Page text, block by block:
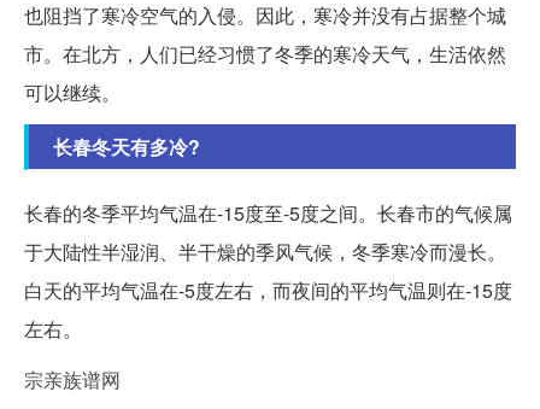
也阻挡了寒冷空气的入侵。因此，寒冷并没有占据整个城
市。在北方，人们已经习惯了冬季的寒冷天气，生活依然
可以继续。
长春冬天有多冷?
长春的冬季平均气温在-15度至-5度之间。长春市的气候属
于大陆性半湿润、半干燥的季风气候，冬季寒冷而漫长。
白天的平均气温在-5度左右，而夜间的平均气温则在-15度
左右。
宗亲族谱网